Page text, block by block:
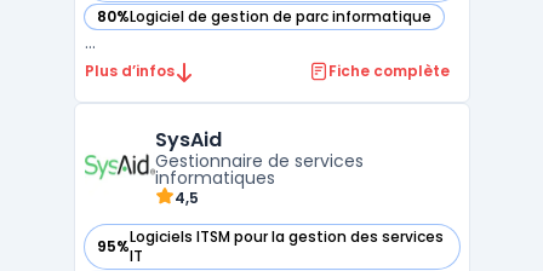
80%Logiciel de gestion de parc informatique
— voir iTOP dans cette catégorie
...
Plus d’infos Fiche complète
SysAid
Gestionnaire de services
informatiques
4,5
95%Logiciels ITSM pour la gestion des services
IT
— voir SysAid dans cette catégorie